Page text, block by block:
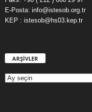
E-Posta: info@istesob.org.tr
KEP : istesob@hs03.kep.tr
ARŞİVLER